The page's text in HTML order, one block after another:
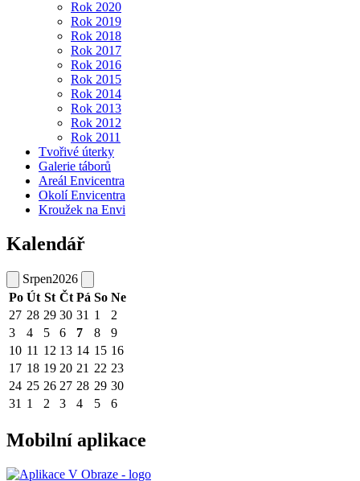
Rok 2020
Rok 2019
Rok 2018
Rok 2017
Rok 2016
Rok 2015
Rok 2014
Rok 2013
Rok 2012
Rok 2011
Tvořivé úterky
Galerie táborů
Areál Envicentra
Okolí Envicentra
Kroužek na Envi
Kalendář
Srpen2026
Po Út St Čt Pá So Ne
27 28 29 30 31 1
2
3
4 5 6 7 8
9
10 11 12 13 14 15 16
17 18 19 20 21 22 23
24 25 26 27 28 29 30
31 1 2 3 4 5 6
Mobilní aplikace